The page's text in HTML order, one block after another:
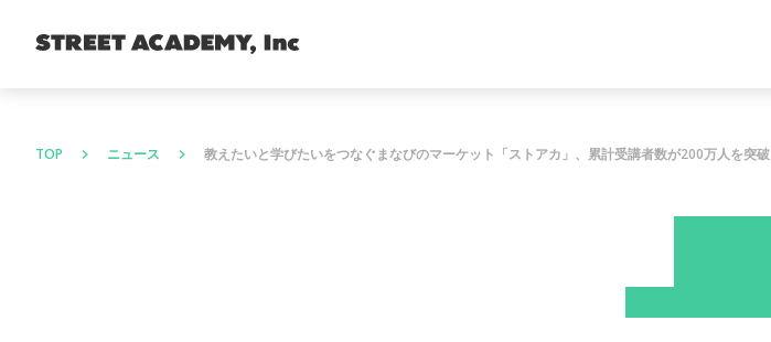
TOP keyboard_arrow_right ニュース keyboard_arrow_right 教えたいと学びたいをつなぐまなびのマーケット「ストアカ」、累計受講者数が200万人を突破